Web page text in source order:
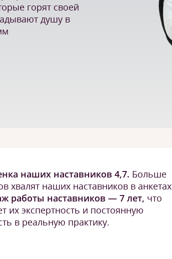
горят своей
душу в
наших наставников 4,7. Больше
хвалят наших наставников в анкетах
работы наставников — 7 лет, что
их экспертность и постоянную
в реальную практику.